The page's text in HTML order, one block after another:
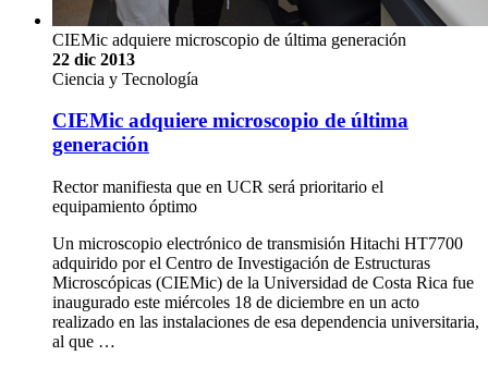
CIEMic adquiere microscopio de última generación
22 dic 2013
Ciencia y Tecnología
CIEMic adquiere microscopio de última
generación
Rector manifiesta que en UCR será prioritario el
equipamiento óptimo
Un microscopio electrónico de transmisión Hitachi HT7700
adquirido por el Centro de Investigación de Estructuras
Microscópicas (CIEMic) de la Universidad de Costa Rica fue
inaugurado este miércoles 18 de diciembre en un acto
realizado en las instalaciones de esa dependencia universitaria,
al que …